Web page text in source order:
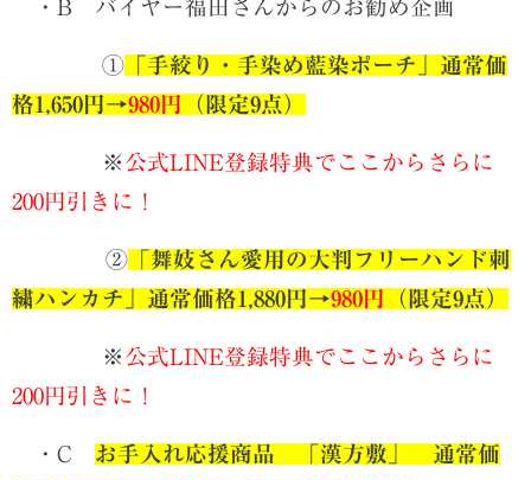
・ B バイヤー福田さんからのお勧め企画
① 「手絞り・手染め藍染ポーチ」通常価
格1,650円→980円 （限定9点）
※ 公式LINE登録特典でここからさらに
200円引きに！
② 「舞妓さん愛用の大判フリーハンド刺
繍ハンカチ」通常価格1,880円→980円 （限定9点）
※ 公式LINE登録特典でここからさらに
200円引きに！
・C
お手入れ応援商品 「漢方敷」 通常価